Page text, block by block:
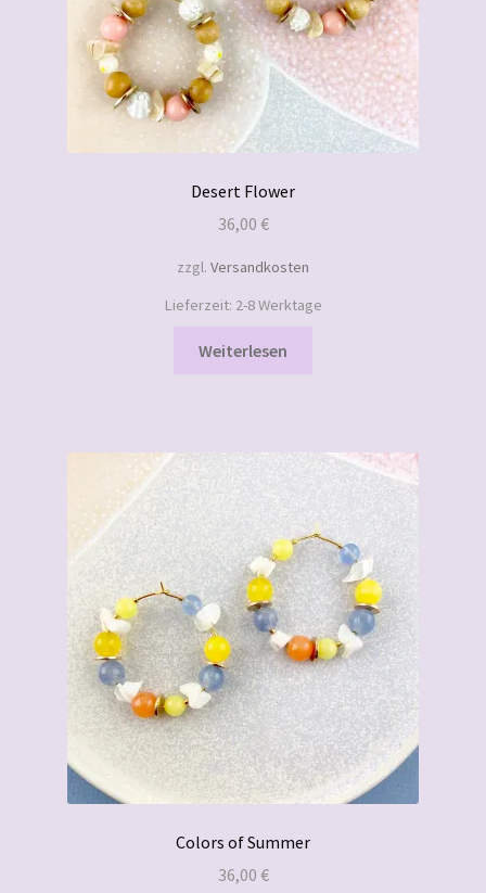
Desert Flower
36,00 €
zzgl. Versandkosten
Lieferzeit: 2-8 Werktage
Weiterlesen
Colors of Summer
36,00 €